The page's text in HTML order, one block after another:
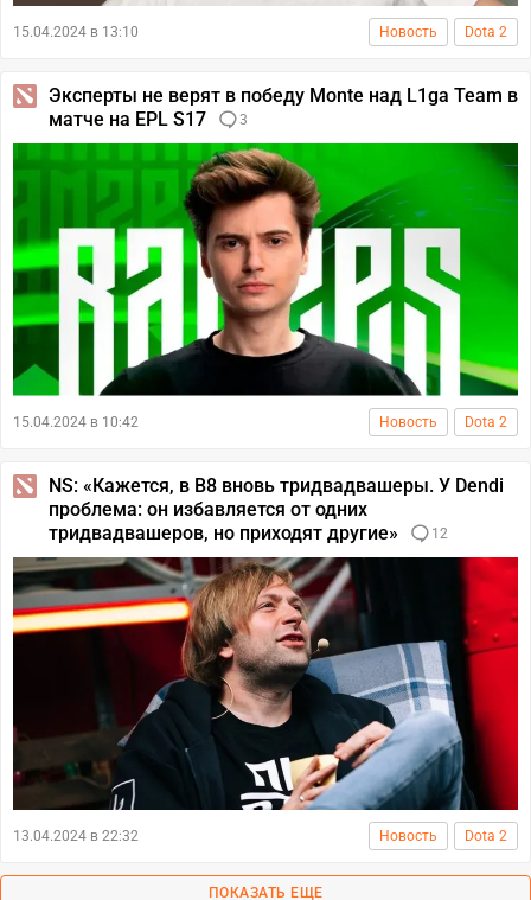
15.04.2024 в 13:10 Новость Dota 2
Эксперты не верят в победу Monte над L1ga Team в
матче на EPL S17
3
15.04.2024 в 10:42 Новость Dota 2
NS: «Кажется, в B8 вновь тридвадвашеры. У Dendi
проблема: он избавляется от одних
тридвадвашеров, но приходят другие»
12
13.04.2024 в 22:32 Новость Dota 2
ПОКАЗАТЬ ЕЩЕ